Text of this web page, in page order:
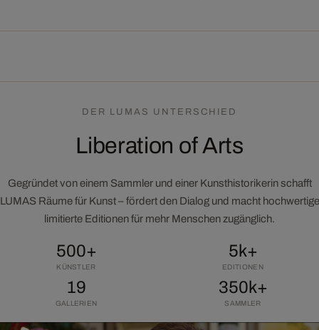
DER LUMAS UNTERSCHIED
Liberation of Arts
Gegründet von einem Sammler und einer Kunsthistorikerin schafft
LUMAS Räume für Kunst – fördert den Dialog und macht hochwertige
limitierte Editionen für mehr Menschen zugänglich.
500+
KÜNSTLER
5k+
EDITIONEN
19
GALLERIEN
350k+
SAMMLER